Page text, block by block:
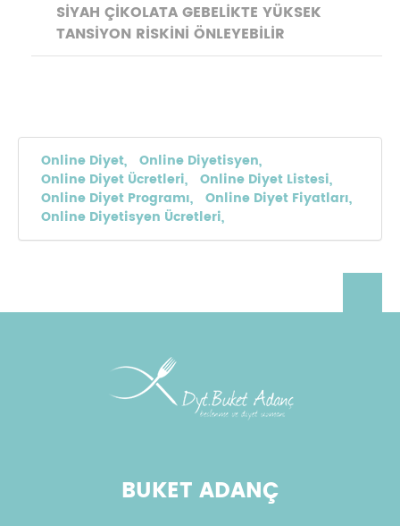
SİYAH ÇİKOLATA GEBELİKTE YÜKSEK
TANSİYON RİSKİNİ ÖNLEYEBİLİR
Online Diyet,
Online Diyetisyen,
Online Diyet Ücretleri,
Online Diyet Listesi,
Online Diyet Programı,
Online Diyet Fiyatları,
Online Diyetisyen Ücretleri,
BUKET ADANÇ